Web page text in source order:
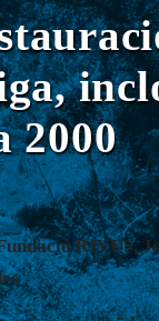
2000
RIVUS,